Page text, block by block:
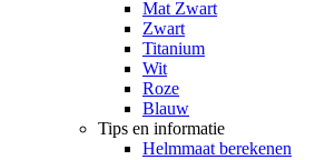
Mat Zwart
Zwart
Titanium
Wit
Roze
Blauw
Tips en informatie
Helmmaat berekenen